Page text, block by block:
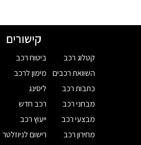
קישורים
קטלוג רכב
השוואת רכבים
כתבות רכב
מבחני רכב
מבצעי רכב
מחירון רכב
ביטוח רכב
מימון לרכב
ליסינג
רכב חדש
ייעוץ רכב
רישום לניוזלטר